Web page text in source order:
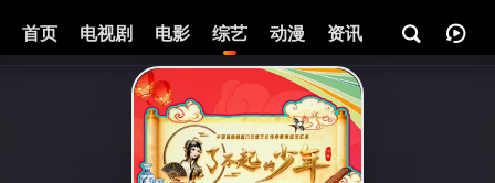
首页 电视剧 电影 综艺 动漫 资讯